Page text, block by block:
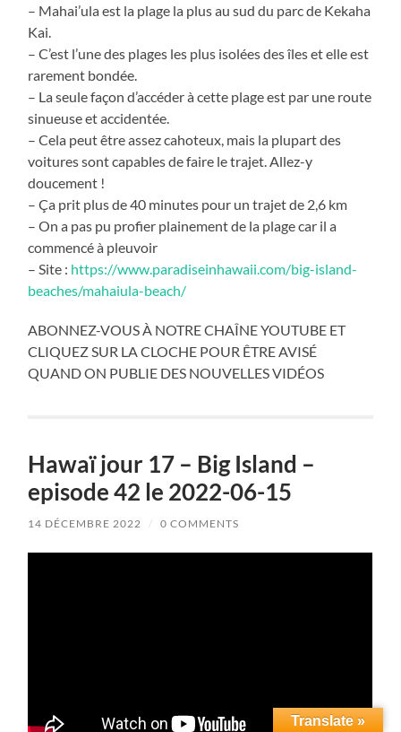
– Mahai’ula est la plage la plus au sud du parc de Kekaha
Kai.
– C’est l’une des plages les plus isolées des îles et elle est
rarement bondée.
– La seule façon d’accéder à cette plage est par une route
sinueuse et accidentée.
– Cela peut être assez cahoteux, mais la plupart des
voitures sont capables de faire le trajet. Allez-y
doucement !
– Ça prit plus de 40 minutes pour un trajet de 2,6 km
– On a pas pu profier plainement de la plage car il a
commencé à pleuvoir
– Site : https://www.paradiseinhawaii.com/big-island-
beaches/mahaiula-beach/
ABONNEZ-VOUS À NOTRE CHAÎNE YOUTUBE ET
CLIQUEZ SUR LA CLOCHE POUR ÊTRE AVISÉ
QUAND ON PUBLIE DES NOUVELLES VIDÉOS
Hawaï jour 17 – Big Island –
episode 42 le 2022-06-15
14 DÉCEMBRE 2022 / 0 COMMENTS
Translate »